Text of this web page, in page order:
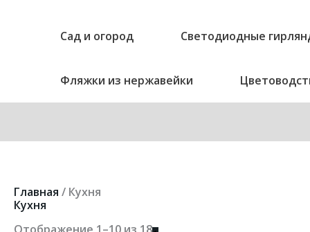
Сад и огород Светодиодные
Фляжки из нержавейки
Главная / Кухня
Кухня